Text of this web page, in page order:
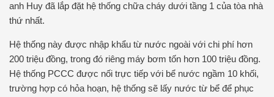
anh Huy đã lắp đặt hệ thống chữa cháy dưới tầng 1 của tòa nhà
thứ nhất.
Hệ thống này được nhập khẩu từ nước ngoài với chi phí hơn
200 triệu đồng, trong đó riêng máy bơm tốn hơn 100 triệu đồng.
Hệ thống PCCC được nối trực tiếp với bể nước ngầm 10 khối,
trường hợp có hỏa hoạn, hệ thống sẽ lấy nước từ bể để phục